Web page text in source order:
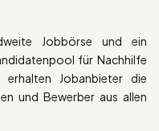
Jobbörse und ein
für Nachhilfe
Jobanbieter die
und Bewerber aus allen